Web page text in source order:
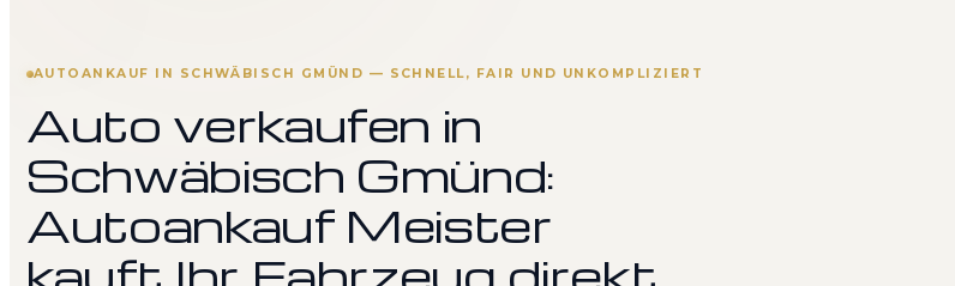
AUTOANKAUF IN SCHWÄBISCH GMÜND — SCHNELL, FAIR UND UNKOMPLIZIERT
Auto verkaufen in
Schwäbisch Gmünd:
Autoankauf Meister